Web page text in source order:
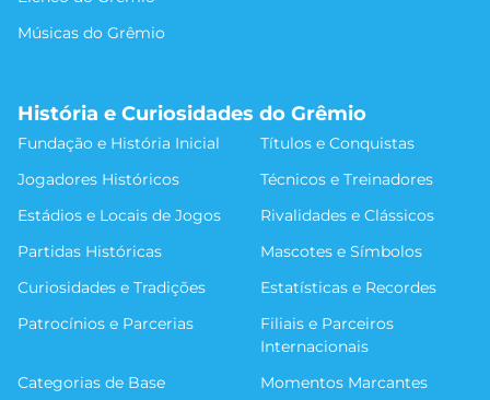
Músicas do Grêmio
História e Curiosidades do Grêmio
Fundação e História Inicial
Títulos e Conquistas
Jogadores Históricos
Técnicos e Treinadores
Estádios e Locais de Jogos
Rivalidades e Clássicos
Partidas Históricas
Mascotes e Símbolos
Curiosidades e Tradições
Estatísticas e Recordes
Patrocínios e Parcerias
Filiais e Parceiros
Internacionais
Categorias de Base
Momentos Marcantes